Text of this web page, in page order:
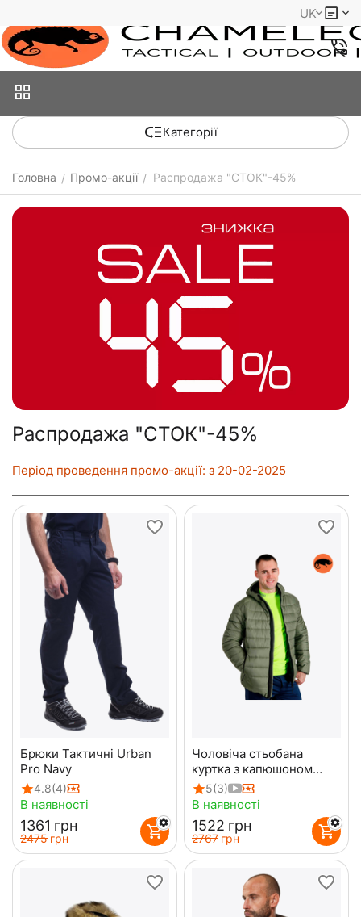
UK
Категорії
Головна / Промо-акції / Распродажа "СТОК"-45%
Распродажа "СТОК"-45%
Період проведення промо-акції: з 20-02-2025
Брюки Тактичні Urban
Pro Navy
4.8(4)
В наявності
‍1361‍ грн
‍2475‍ грн
Чоловіча стьобана
куртка з капюшоном
Maximus Olive
5(3)
В наявності
‍1522‍ грн
‍2767‍ грн